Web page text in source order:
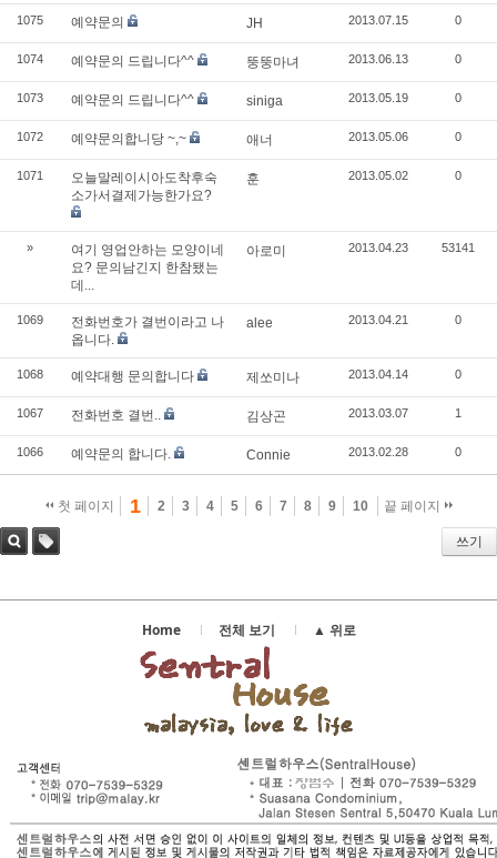
1075 예약문의 JH 2013.07.15 0
1074 예약문의 드립니다^^ 뚱뚱마녀 2013.06.13 0
1073 예약문의 드립니다^^ siniga 2013.05.19 0
1072 예약문의합니당 ~,~ 애너 2013.05.06 0
1071
오늘말레이시아도착후숙
소가서결제가능한가요?
훈 2013.05.02 0
»
여기 영업안하는 모양이네
요? 문의남긴지 한참됐는
데...
아로미 2013.04.23 53141
1069
전화번호가 결번이라고 나
옵니다.
alee 2013.04.21 0
1068 예약대행 문의합니다 제쏘미나 2013.04.14 0
1067 전화번호 결번.. 김상곤 2013.03.07 1
1066 예약문의 합니다. Connie 2013.02.28 0
첫 페이지 1 2 3 4 5 6 7 8 9 10 끝 페이지
쓰기
Home 전체 보기 ▲ 위로